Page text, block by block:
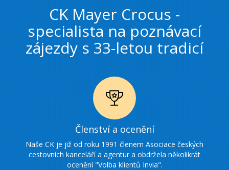
CK Mayer Crocus -
specialista na poznávací
zájezdy s 33-letou tradicí
Ikonka
ocenění
Členství a ocenění
Naše CK je již od roku 1991 členem Asociace českých
cestovních kanceláří a agentur a obdržela několikrát
ocenění "Volba klientů Invia".